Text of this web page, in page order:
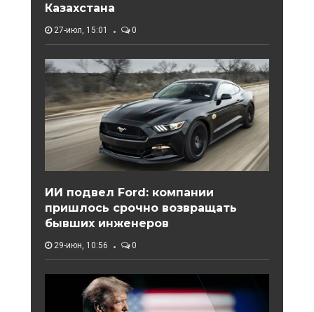
Казахстана
27-июл, 15:01 0
ИИ подвел Ford: компании
пришлось срочно возвращать
бывших инженеров
29-июн, 10:56 0